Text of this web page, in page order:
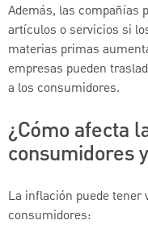
Además, las compañías
artículos o servicios si
materias primas
empresas pueden
a los consumidores.
¿Cómo afecta
consumidores
La inflación puede tener
consumidores: